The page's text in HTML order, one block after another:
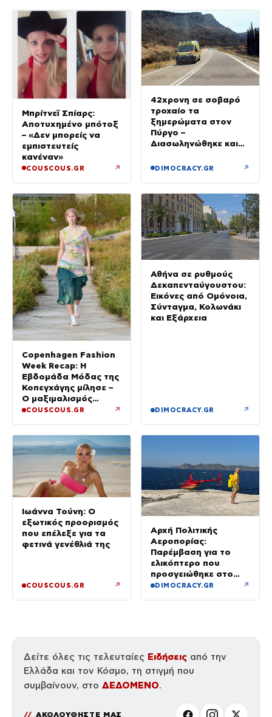
Μπρίτνεϊ Σπίαρς:
Αποτυχημένο μπότοξ
– «Δεν μπορείς να
εμπιστευτείς
κανέναν»
COUSCOUS.GR ↗
42χρονη σε σοβαρό
τροχαίο τα
ξημερώματα στον
Πύργο –
Διασωληνώθηκε και
DIMOCRACY.GR ↗
Copenhagen Fashion
Week Recap: Η
Εβδομάδα Μόδας της
Κοπεγχάγης μίλησε –
Ο μαξιμαλισμός
επιστρέφει
COUSCOUS.GR ↗
Αθήνα σε ρυθμούς
Δεκαπενταύγουστου:
Εικόνες από Ομόνοια,
Σύνταγμα, Κολωνάκι
και Εξάρχεια
DIMOCRACY.GR ↗
Ιωάννα Τούνη: Ο
εξωτικός προορισμός
που επέλεξε για τα
φετινά γενέθλιά της
COUSCOUS.GR ↗
Αρχή Πολιτικής
Αεροπορίας:
Παρέμβαση για το
ελικόπτερο που
προσγειώθηκε στο
Σαρακήνικο της
DIMOCRACY.GR ↗
Δείτε όλες τις τελευταίες Ειδήσεις από την
Ελλάδα και τον Κόσμο, τη στιγμή που
συμβαίνουν, στο ΔΕΔΟΜΕΝΟ.
ΑΚΟΛΟΥΘΗΣΤΕ ΜΑΣ